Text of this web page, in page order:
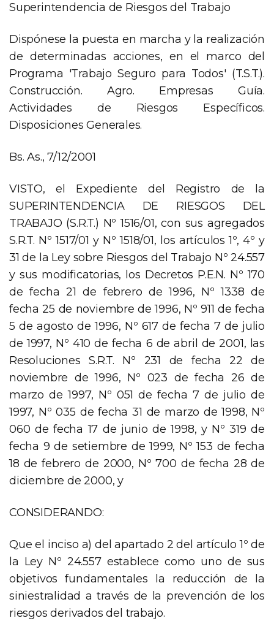
Superintendencia de Riesgos del Trabajo
Dispónese la puesta en marcha y la realización
de determinadas acciones, en el marco del
Programa 'Trabajo Seguro para Todos' (T.S.T.).
Construcción. Agro. Empresas Guía.
Actividades de Riesgos Específicos.
Disposiciones Generales.
Bs. As., 7/12/2001
VISTO, el Expediente del Registro de la
SUPERINTENDENCIA DE RIESGOS DEL
TRABAJO (S.R.T.) Nº 1516/01, con sus agregados
S.R.T. Nº 1517/01 y Nº 1518/01, los artículos 1º, 4º y
31 de la Ley sobre Riesgos del Trabajo Nº 24.557
y sus modificatorias, los Decretos P.E.N. Nº 170
de fecha 21 de febrero de 1996, Nº 1338 de
fecha 25 de noviembre de 1996, Nº 911 de fecha
5 de agosto de 1996, Nº 617 de fecha 7 de julio
de 1997, Nº 410 de fecha 6 de abril de 2001, las
Resoluciones S.R.T. Nº 231 de fecha 22 de
noviembre de 1996, Nº 023 de fecha 26 de
marzo de 1997, Nº 051 de fecha 7 de julio de
1997, Nº 035 de fecha 31 de marzo de 1998, Nº
060 de fecha 17 de junio de 1998, y Nº 319 de
fecha 9 de setiembre de 1999, Nº 153 de fecha
18 de febrero de 2000, Nº 700 de fecha 28 de
diciembre de 2000, y
CONSIDERANDO:
Que el inciso a) del apartado 2 del artículo 1º de
la Ley Nº 24.557 establece como uno de sus
objetivos fundamentales la reducción de la
siniestralidad a través de la prevención de los
riesgos derivados del trabajo.